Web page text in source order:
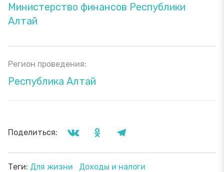
Министерство финансов Республики
Алтай
Регион проведения:
Республика Алтай
Поделиться:
Теги: Для жизни Доходы и налоги